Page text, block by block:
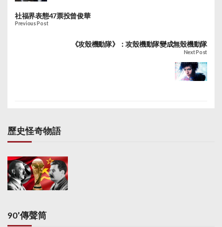
社福界表態47票投曾俊華
Previous Post
《攻殼機動隊》：攻殼機動隊變成無殼機動隊
Next Post
歷史怪奇物語
90’傳聲筒